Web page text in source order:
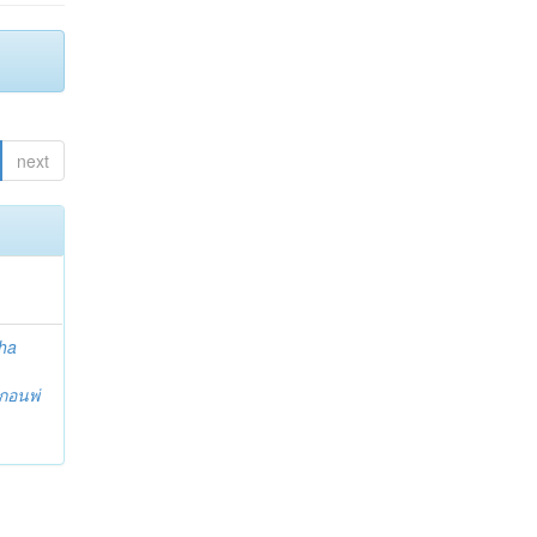
next
อนพ่